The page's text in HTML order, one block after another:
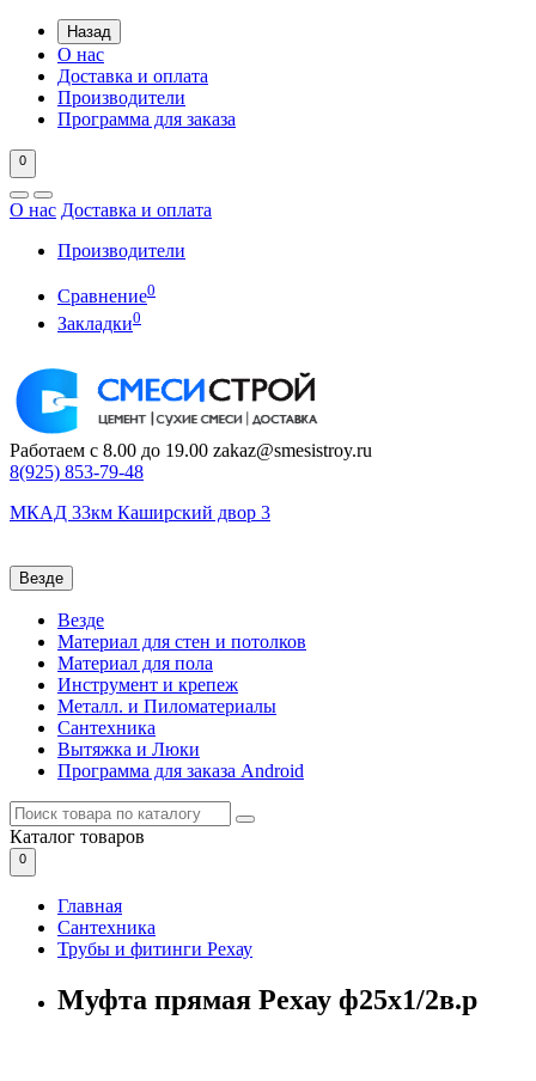
Назад
О нас
Доставка и оплата
Производители
Программа для заказа
0
О нас Доставка и оплата
Производители
Сравнение0
Закладки0
Работаем с 8.00 до 19.00 zakaz@smesistroy.ru
8(925) 853-79-48
МКАД 33км Каширский двор 3
Везде
Везде
Материал для стен и потолков
Материал для пола
Инструмент и крепеж
Металл. и Пиломатериалы
Сантехника
Вытяжка и Люки
Программа для заказа Android
Каталог товаров
0
Главная
Сантехника
Трубы и фитинги Рехау
Муфта прямая Рехау ф25х1/2в.р